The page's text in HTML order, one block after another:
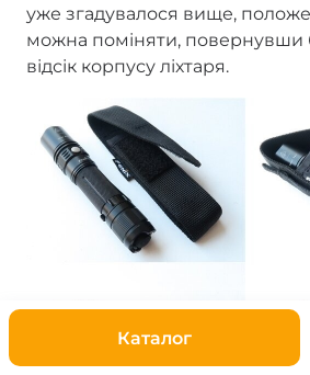
Каталог
уже згадувалося вище,
можна поміняти, повернувши
відсік корпусу ліхтаря.